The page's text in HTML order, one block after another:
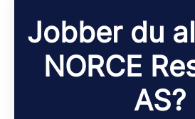
Jobber du
NORCE
AS?